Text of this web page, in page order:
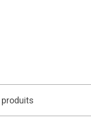
produits